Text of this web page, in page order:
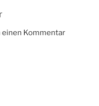
einen Kommentar